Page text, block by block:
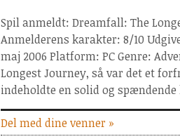
Spil anmeldt: Dreamfall: The
Anmelderens karakter: 8/10
maj 2006 Platform: PC Genre:
Longest Journey, så var det et
indeholdte en solid og
Del med dine venner »